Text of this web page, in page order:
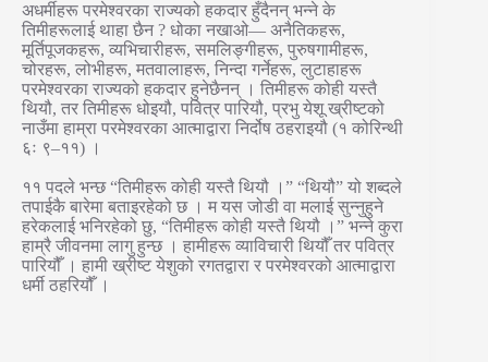
अधर्मीहरू परमेश्वरका राज्यको हकदार हुँदैनन् भन्ने के
तिमीहरूलाई थाहा छैन ? धोका नखाओ— अनैतिकहरू,
मूर्तिपूजकहरू, व्यभिचारीहरू, समलिङ्गीहरू, पुरुषगामीहरू,
चोरहरू, लोभीहरू, मतवालाहरू, निन्दा गर्नेहरू, लुटाहाहरू
परमेश्वरका राज्यको हकदार हुनेछैनन् । तिमीहरू कोही यस्तै
थियौ, तर तिमीहरू धोइयौ, पवित्र पारियौ, प्रभु येशू ख्रीष्टको
नाउँमा हाम्रा परमेश्वरका आत्माद्वारा निर्दोष ठहराइयौ (१ कोरिन्थी
६ः ९–११) ।
११ पदले भन्छ “तिमीहरू कोही यस्तै थियौ ।” “थियौ” यो शब्दले
तपाईकै बारेमा बताइरहेको छ । म यस जोडी वा मलाई सुन्नुहुने
हरेकलाई भनिरहेको छु, “तिमीहरू कोही यस्तै थियौ ।” भन्ने कुरा
हाम्रै जीवनमा लागु हुन्छ । हामीहरू व्याविचारी थियौँ तर पवित्र
पारियौँ । हामी ख्रीष्ट येशुको रगतद्वारा र परमेश्वरको आत्माद्वारा
धर्मी ठहरियौँ ।